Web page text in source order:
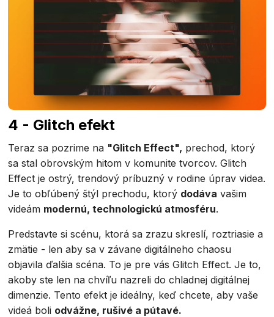
4 - Glitch efekt
Teraz sa pozrime na "Glitch Effect", prechod, ktorý
sa stal obrovským hitom v komunite tvorcov. Glitch
Effect je ostrý, trendový príbuzný v rodine úprav videa.
Je to obľúbený štýl prechodu, ktorý dodáva vašim
videám modernú, technologickú atmosféru.
Predstavte si scénu, ktorá sa zrazu skreslí, roztriasie a
zmätie - len aby sa v závane digitálneho chaosu
objavila ďalšia scéna. To je pre vás Glitch Effect. Je to,
akoby ste len na chvíľu nazreli do chladnej digitálnej
dimenzie. Tento efekt je ideálny, keď chcete, aby vaše
videá boli odvážne, rušivé a pútavé.